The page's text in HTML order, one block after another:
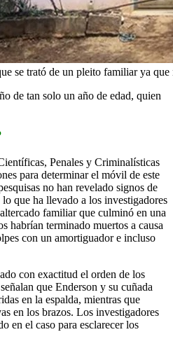
se trató de un pleito familiar ya
de tan solo un año de edad, quien
Penales y Criminalísticas
para determinar el móvil de este
no han revelado signos de
que ha llevado a los investigadores
familiar que culminó en una
habrían terminado muertos a causa
con un amortiguador e incluso
con exactitud el orden de los
que Enderson y su cuñada
en la espalda, mientras que
en los brazos. Los investigadores
en el caso para esclarecer los